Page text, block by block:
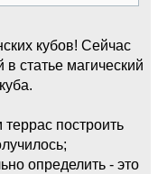
кубов! Сейчас
статье магический
построить
определить - это